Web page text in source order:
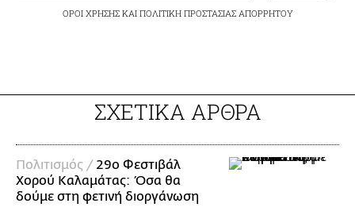
ΟΡΟΙ ΧΡΗΣΗΣΚΑΙ ΠΟΛΙΤΙΚΗ ΠΡΟΣΤΑΣΙΑΣ ΑΠΟΡΡΗΤΟΥ
ΣΧΕΤΙΚΑ ΑΡΘΡΑ
Πολιτισμός / 29ο Φεστιβάλ
Χορού Καλαμάτας: Όσα θα
δούμε στη φετινή διοργάνωση